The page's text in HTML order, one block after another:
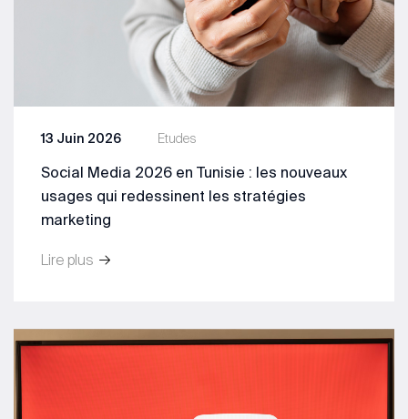
Etudes
13 Juin 2026
Social Media 2026 en Tunisie : les nouveaux
usages qui redessinent les stratégies
marketing
Lire plus